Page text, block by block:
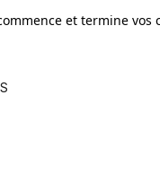
et termine